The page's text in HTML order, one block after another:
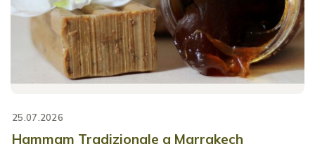
25.07.2026
Hammam Tradizionale a Marrakech